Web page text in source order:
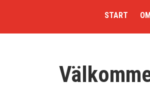
START